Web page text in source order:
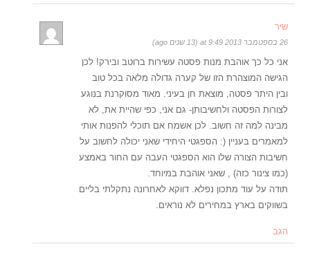
שיר
26 בספטמבר 2013 at 9:49 (13 שנים ago)
אני כל כך אוהבת מנות פסטה עשירות ברוטב ובירק! לכן
הגישה המוצהרת הזו של קערה גדולה מלאה בכל טוב
ובין היתר פסטה, מוצאת חן בעיני. מאוד מסוקרנת בנוגע
לצורות הפסטה ולחשיבותן- גם אני, כפי שהיית את, לא
מבינה למה זה חשוב. לכן אשמח אם תוכלי להפנות אותי
למאמרים בעניין (: הספגטי היחידי שאני יכולה לחשוב על
חשיבות הצורה שלו הוא הספגטי העבה עם החור באמצע
(כמו צינור כזה) , שאני אוהבת במיוחד.
תודה על עוד מתכון נפלא. דווקא לאחרונה נתקלתי בליים
בשווקים בארץ במחירים לא נוראים.
הגב